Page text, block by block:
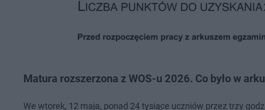
Matura rozszerzona z WOS-u 2026. Co było w
We wtorek, 12 maja, ponad 24 tysiące uczniów przez trzy